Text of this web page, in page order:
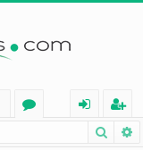
eg